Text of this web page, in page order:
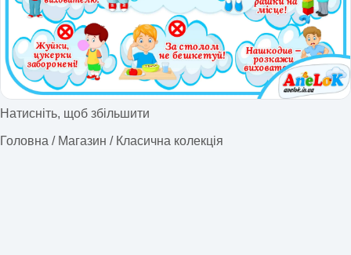
Натисніть, щоб збільшити
Головна / Магазин / Класична колекція